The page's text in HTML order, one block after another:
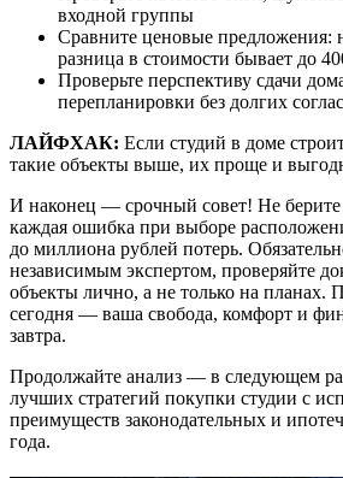
входной группы
Сравните ценовые предложения:
разница в стоимости бывает до
Проверьте перспективу сдачи
перепланировки без долгих
ЛАЙФХАК: Если студий в доме
такие объекты выше, их проще и
И наконец — срочный совет! Не
каждая ошибка при выборе
до миллиона рублей потерь.
независимым экспертом, проверяйте
объекты лично, а не только на планах.
сегодня — ваша свобода, комфорт и
завтра.
Продолжайте анализ — в следующем
лучших стратегий покупки студии с
преимуществ законодательных и
года.